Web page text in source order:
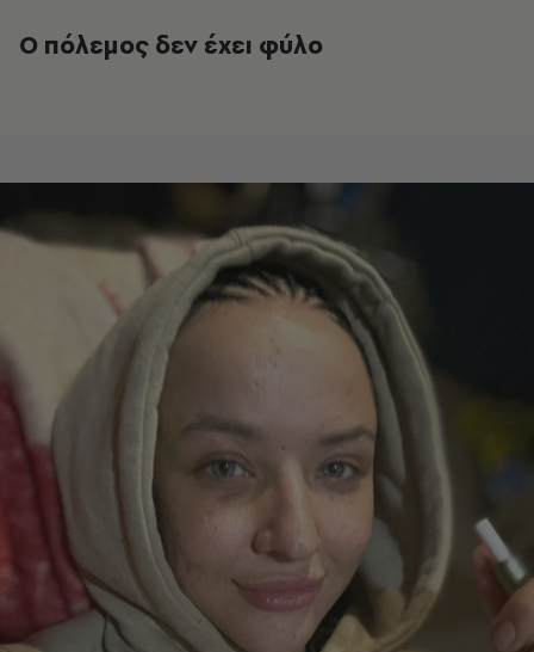
Ο πόλεμος δεν έχει φύλο